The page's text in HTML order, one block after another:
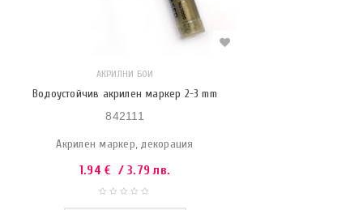
АКРИЛНИ БОИ
Водоустойчив акрилен маркер 2-3 mm
842111
Акрилен маркер, декорация
1.94€ / 3.79 лв.